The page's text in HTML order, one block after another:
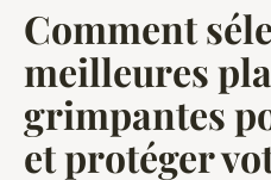
Comment
meilleures
grimpantes
et protéger